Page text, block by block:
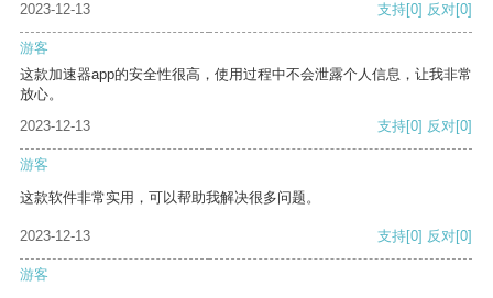
2023-12-13
支持[0] 反对[0]
游客
这款加速器app的安全性很高，使用过程中不会泄露个人信息，让我非常
放心。
2023-12-13
支持[0] 反对[0]
游客
这款软件非常实用，可以帮助我解决很多问题。
2023-12-13 支持[0] 反对[0]
游客